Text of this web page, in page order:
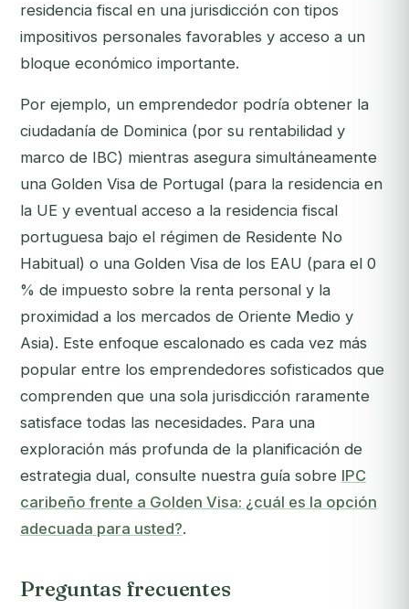
residencia fiscal en una jurisdicción con tipos
impositivos personales favorables y acceso a un
bloque económico importante.
Por ejemplo, un emprendedor podría obtener la
ciudadanía de Dominica (por su rentabilidad y
marco de IBC) mientras asegura simultáneamente
una Golden Visa de Portugal (para la residencia en
la UE y eventual acceso a la residencia fiscal
portuguesa bajo el régimen de Residente No
Habitual) o una Golden Visa de los EAU (para el 0
% de impuesto sobre la renta personal y la
proximidad a los mercados de Oriente Medio y
Asia). Este enfoque escalonado es cada vez más
popular entre los emprendedores sofisticados que
comprenden que una sola jurisdicción raramente
satisface todas las necesidades. Para una
exploración más profunda de la planificación de
estrategia dual, consulte nuestra guía sobre IPC
caribeño frente a Golden Visa: ¿cuál es la opción
adecuada para usted?.
Preguntas frecuentes